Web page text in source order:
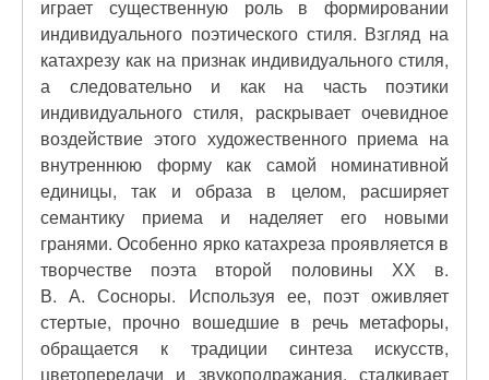
играет существенную роль в формировании
индивидуального поэтического стиля. Взгляд на
катахрезу как на признак индивидуального стиля,
а следовательно и как на часть поэтики
индивидуального стиля, раскрывает очевидное
воздействие этого художественного приема на
внутреннюю форму как самой номинативной
единицы, так и образа в целом, расширяет
семантику приема и наделяет его новыми
гранями. Особенно ярко катахреза проявляется в
творчестве поэта второй половины ХХ в.
В. А. Сосноры. Используя ее, поэт оживляет
стертые, прочно вошедшие в речь метафоры,
обращается к традиции синтеза искусств,
цветопередачи и звукоподражания, сталкивает